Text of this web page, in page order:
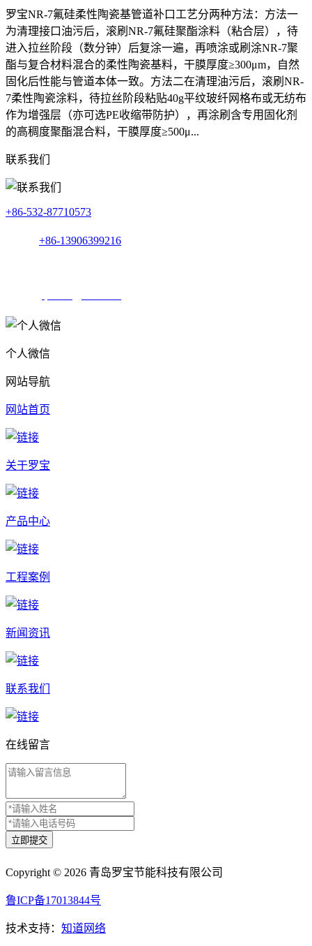
罗宝NR-7氟硅柔性陶瓷基管道补口工艺分两种方法：‌方法一‌
为清理接口油污后，滚刷NR-7氟硅聚酯涂料（粘合层），待
进入拉丝阶段（数分钟）后复涂一遍，再喷涂或刷涂NR-7聚
酯与复合材料混合的柔性陶瓷基料，干膜厚度≥300μm，自然
固化后性能与管道本体一致。‌方法二‌在清理油污后，滚刷NR-
7柔性陶瓷涂料，待拉丝阶段粘贴40g平纹玻纤网格布或无纺布
作为增强层（亦可选PE收缩带防护），再涂刷含专用固化剂
的高稠度聚酯混合料，干膜厚度≥500μ...
联系我们
+86-532-87710573
+86-13906399216
个人微信
网站导航
网站首页
关于罗宝
产品中心
工程案例
新闻资讯
联系我们
在线留言
Copyright © 2026 青岛罗宝节能科技有限公司
鲁ICP备17013844号
技术支持： 知道网络